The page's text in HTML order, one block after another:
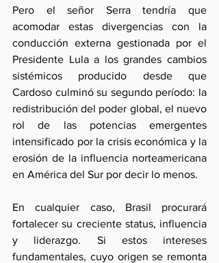
Pero el señor Serra tendría que
acomodar estas divergencias con la
conducción externa gestionada por el
Presidente Lula a los grandes cambios
sistémicos producido desde que
Cardoso culminó su segundo período: la
redistribución del poder global, el nuevo
rol de las potencias emergentes
intensificado por la crisis económica y la
erosión de la influencia norteamericana
en América del Sur por decir lo menos.
En cualquier caso, Brasil procurará
fortalecer su creciente status, influencia
y liderazgo. Si estos intereses
fundamentales, cuyo origen se remonta